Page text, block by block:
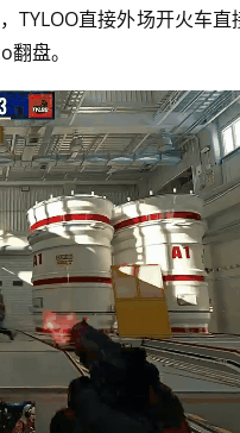
TYLOO直接外场开火车
盘。